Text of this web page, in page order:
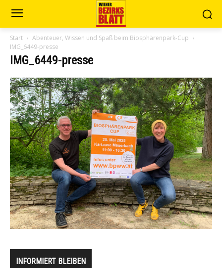
Start
Abenteuer, Wissen und Spaß beim Biosphärenpark-Cup
IMG_6449-presse
IMG_6449-presse
INFORMIERT BLEIBEN